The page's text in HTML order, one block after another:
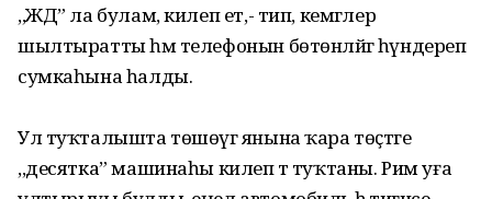
,,ЖД” ла булам, килеп ет,- тип, кемгәлер
шылтыратты һәм телефонын бөтөнләйгә һүндереп
сумкаһына һалды.
Ул туҡталышта төшөүгә янына ҡара төҫтәге
,,десятка” машинаһы килеп тә туҡтаны. Рим уға